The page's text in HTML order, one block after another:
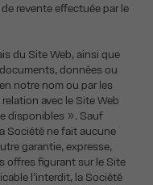
revente effectuée par le
du Site Web, ainsi que
données ou
notre nom ou par les
avec le Site Web
disponibles ». Sauf
Société ne fait aucune
garantie, expresse,
offres figurant sur le Site
l’interdit, la Société